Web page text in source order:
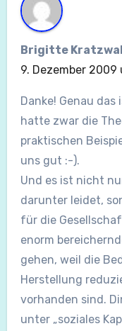
Brigitte
9. Dezember 2009
Danke! Genau
hatte zwar die
praktischen
uns gut :-).
Und es ist nicht
darunter leidet,
für die
enorm
gehen, weil die
Herstellung
vorhanden sind.
unter „soziales